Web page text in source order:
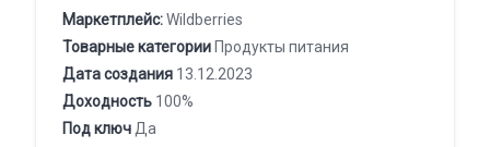
Маркетплейс:Wildberries
Товарные категорииПродукты питания
Дата создания 13.12.2023
Доходность 100%
Под ключ Да